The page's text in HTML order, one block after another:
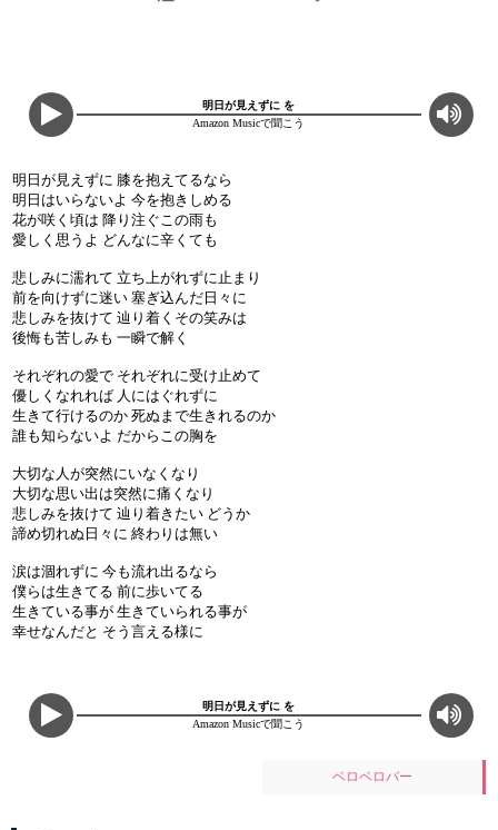
明日が見えずに を
Amazon Musicで聞こう
明日が見えずに 膝を抱えてるなら
明日はいらないよ 今を抱きしめる
花が咲く頃は 降り注ぐこの雨も
愛しく思うよ どんなに辛くても
悲しみに濡れて 立ち上がれずに止まり
前を向けずに迷い 塞ぎ込んだ日々に
悲しみを抜けて 辿り着くその笑みは
後悔も苦しみも 一瞬で解く
それぞれの愛で それぞれに受け止めて
優しくなれれば 人にはぐれずに
生きて行けるのか 死ぬまで生きれるのか
誰も知らないよ だからこの胸を
大切な人が突然にいなくなり
大切な思い出は突然に痛くなり
悲しみを抜けて 辿り着きたい どうか
諦め切れぬ日々に 終わりは無い
涙は涸れずに 今も流れ出るなら
僕らは生きてる 前に歩いてる
生きている事が 生きていられる事が
幸せなんだと そう言える様に
明日が見えずに を
Amazon Musicで聞こう
ベロベロバー